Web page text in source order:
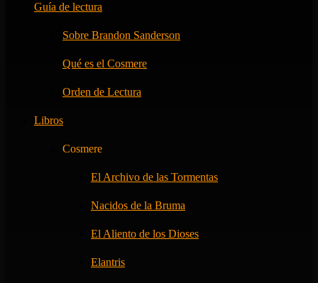
Guía de lectura
Sobre Brandon Sanderson
Qué es el Cosmere
Orden de Lectura
Libros
Cosmere
El Archivo de las Tormentas
Nacidos de la Bruma
El Aliento de los Dioses
Elantris